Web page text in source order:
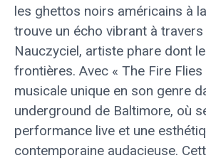
les ghettos noirs américains à
trouve un écho vibrant à
Nauczyciel, artiste phare dont
frontières. Avec « The Fire
musicale unique en son genre
underground de Baltimore, où
performance live et une
contemporaine audacieuse.